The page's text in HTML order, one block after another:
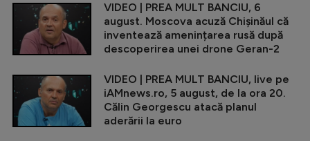
VIDEO | PREA MULT BANCIU, 6
august. Moscova acuză Chișinăul că
inventează amenințarea rusă după
descoperirea unei drone Geran-2
VIDEO | PREA MULT BANCIU, live pe
iAMnews.ro, 5 august, de la ora 20.
Călin Georgescu atacă planul
aderării la euro